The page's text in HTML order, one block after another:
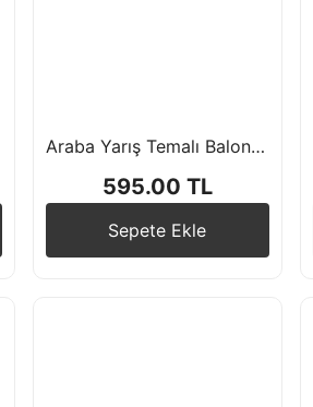
Araba Yarış Temalı Balon Zincir Seti
595.00 TL
Sepete Ekle